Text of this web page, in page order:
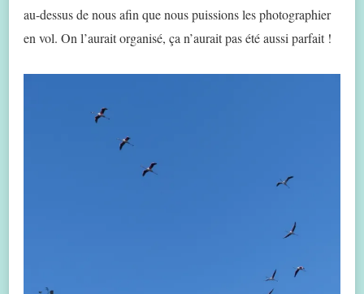
au-dessus de nous afin que nous puissions les photographier
en vol. On l’aurait organisé, ça n’aurait pas été aussi parfait !